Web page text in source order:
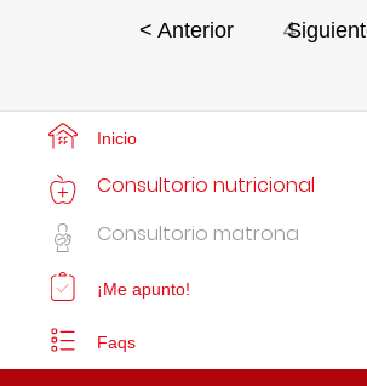
< Anterior 4
Inicio
Consultorio nutricional
Consultorio matrona
¡Me apunto!
Faqs